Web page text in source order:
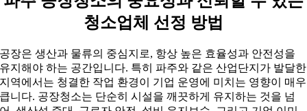
청소업체 선정 방법
공장은 생산과 물류의 중심지로, 항상 높은 효율성과 안전성을
유지해야 하는 공간입니다. 특히 파주와 같은 산업단지가 발달한
지역에서는 청결한 작업 환경이 기업 운영에 미치는 영향이 매우
큽니다. 공장청소는 단순히 시설을 깨끗하게 유지하는 것을 넘